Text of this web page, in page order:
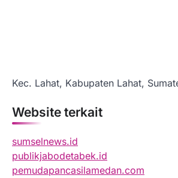
Kec. Lahat, Kabupaten Lahat,
Website terkait
sumselnews.id
publikjabodetabek.id
pemudapancasilamedan.com